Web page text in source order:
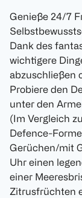
Genieße 24/7
Dank des
wichtigere
abzuschließen
Probiere den
unter den
(Im Vergleich
Defence-
Gerüchen/mit
Uhr einen
einer
Zitrusfrüchten